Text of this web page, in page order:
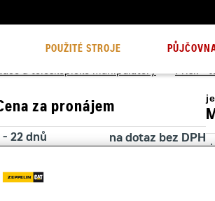
POUŽITÉ STROJE
a teleskopické manipulátory > Přísl. -
za pronájem
- 22 dnů
na dotaz bez DPH
23 a více dnů